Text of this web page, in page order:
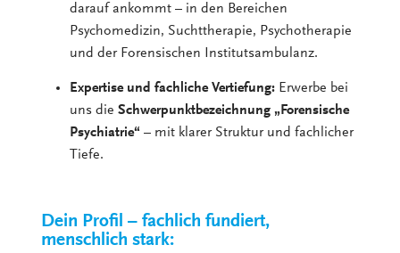
darauf ankommt – in den Bereichen
Psychomedizin, Suchttherapie, Psychotherapie
und der Forensischen Institutsambulanz.
Expertise und fachliche Vertiefung: Erwerbe bei
uns dieSchwerpunktbezeichnung „Forensische
Psychiatrie“ – mit klarer Struktur und fachlicher
Tiefe.
Dein Profil – fachlich fundiert,
menschlich stark: